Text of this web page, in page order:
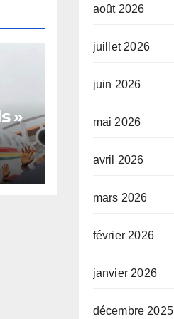
»
août 2026
juillet 2026
juin 2026
mai 2026
avril 2026
mars 2026
février 2026
janvier 2026
décembre 2025